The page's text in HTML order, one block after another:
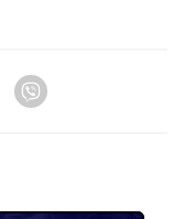
Telegram